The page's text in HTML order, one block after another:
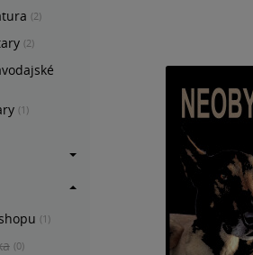
(2)
(2)
(1)
(1)
(0)